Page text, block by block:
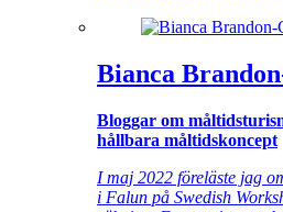
Bianca
Bloggar om
hållbara måltidskoncept
I maj 2022 föreläste jag
i Falun på Swedish